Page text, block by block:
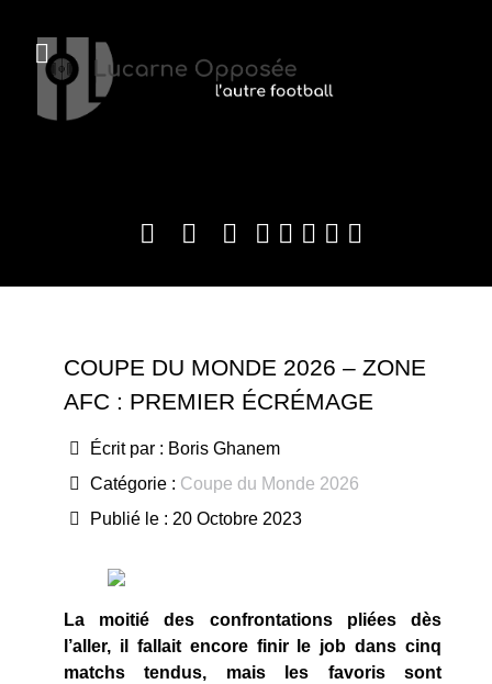
COUPE DU MONDE 2026 – ZONE
AFC : PREMIER ÉCRÉMAGE
Écrit par : Boris Ghanem
Catégorie : Coupe du Monde 2026
Publié le : 20 Octobre 2023
La moitié des confrontations pliées dès
l’aller, il fallait encore finir le job dans cinq
matchs tendus, mais les favoris sont